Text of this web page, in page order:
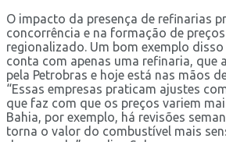
O impacto da presença de refinarias
concorrência e na formação de
regionalizado. Um bom exemplo disso
conta com apenas uma refinaria, que
pela Petrobras e hoje está nas mãos
“Essas empresas praticam ajustes
que faz com que os preços variem
Bahia, por exemplo, há revisões
torna o valor do combustível mais